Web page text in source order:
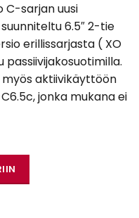
C-sarjan uusi
6.5″ 2-tie
erillissarjasta ( XO
aktiivikäyttöön
jonka mukana ei